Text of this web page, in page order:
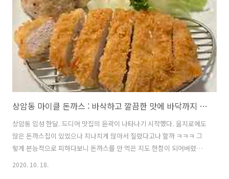
상암동 마이클 돈까스 : 바삭하고 깔끔한 맛에 바닥까지 싹싹싹!
상암동 입성 한달. 드디어 맛집의 윤곽이 나타나기 시작했다. 을지로에도
많은 돈까스집이 있었으나 지나치게 많아서 질렸다고나 할까 ㅋㅋㅋ 그
렇게 본능적으로 피하다보니 돈까스를 안 먹은 지도 한참이 되어버렸다.
촉촉돈까스는 육즙이 많아 촉촉인가 싶어서 시켜볼까 했으나 후기를 보
2020. 10. 18.